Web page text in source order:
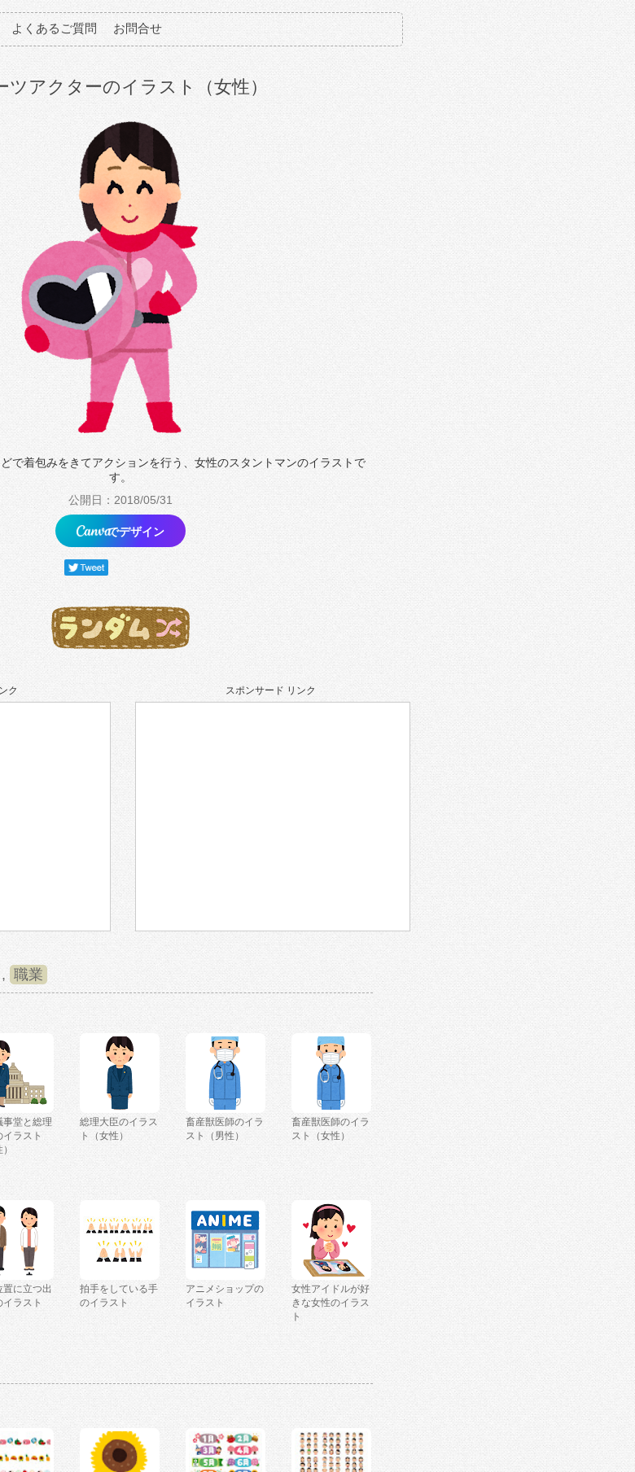
よくあるご質問 お問合せ
ツアクターのイラスト（女性）
で着包みをきてアクションを行う、女性のスタントマンのイラストで
す。
公開日：2018/05/31
でデザイン
ク スポンサード リンク
, 職業
事堂と総理
イラスト
総理大臣のイラス
ト（女性）
畜産獣医師のイラ
スト（男性）
畜産獣医師のイラ
スト（女性）
置に立つ出
イラスト
拍手をしている手
のイラスト
アニメショップの
イラスト
女性アイドルが好
きな女性のイラス
ト